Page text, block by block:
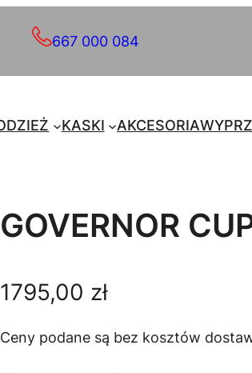
667 000 084
KASKI AKCESORIA
GOVERNOR
1795,00 zł
Ceny podane są bez kosztów